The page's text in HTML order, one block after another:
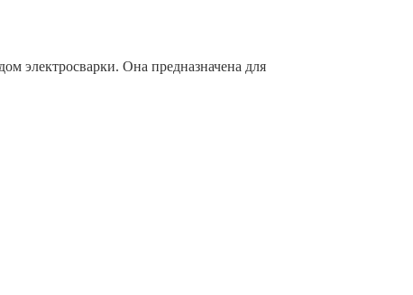
электросварки. Она предназначена для